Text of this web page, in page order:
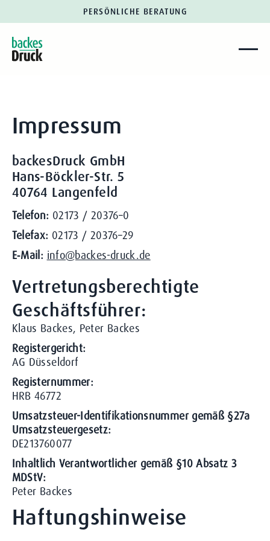
PERSÖNLICHE BERATUNG
Impressum
backesDruck GmbH
Hans-Böckler-Str. 5
40764 Langenfeld
Telefon: 02173 / 20376–0
Telefax: 02173 / 20376–29
E‑Mail: info@backes-druck.de
Vertretungs­berechtigte
Geschäftsführer:
Klaus Backes, Peter Backes
Registergericht:
AG Düsseldorf
Registernummer:
HRB 46772
Umsatzsteuer-Identifikationsnummer gemäß §27a
Umsatzsteuergesetz:
DE213760077
Inhaltlich Verantwortlicher gemäß §10 Absatz 3
MDStV:
Peter Backes
Haftungshinweise